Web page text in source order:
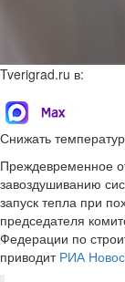
Tverigrad.ru в:
Снижать
Преждевременное
завоздушиванию
запуск тепла при
председателя
Федерации по
приводит РИА